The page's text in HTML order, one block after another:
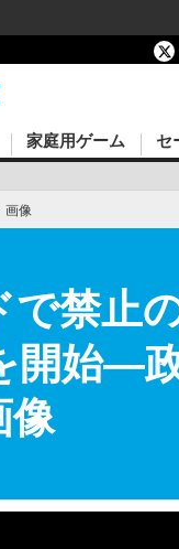
家庭用ゲーム セ
画像
で禁止
開始―
像